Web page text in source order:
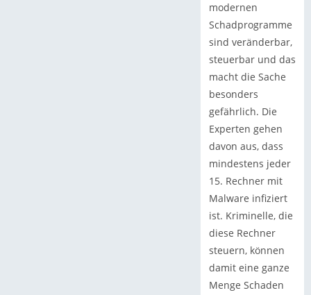
modernen
Schadprogramme
sind veränderbar,
steuerbar und das
macht die Sache
besonders
gefährlich. Die
Experten gehen
davon aus, dass
mindestens jeder
15. Rechner mit
Malware infiziert
ist. Kriminelle, die
diese Rechner
steuern, können
damit eine ganze
Menge Schaden